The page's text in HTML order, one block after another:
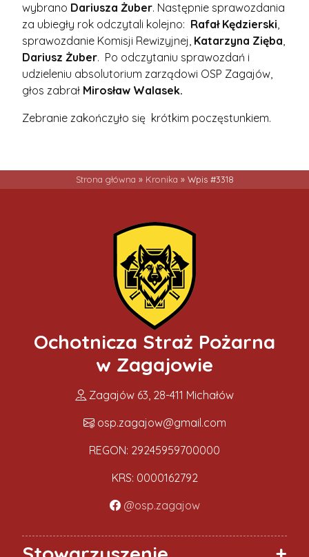
wybrano Dariusza Żuber. Następnie sprawozdania
za ubiegły rok odczytali kolejno: Rafał Kędzierski,
sprawozdanie Komisji Rewizyjnej, Katarzyna Zięba,
Dariusz Żuber. Po odczytaniu sprawozdań i
udzieleniu absolutorium zarządowi OSP Zagajów,
głos zabrał Mirosław Walasek.
Zebranie zakończyło się krótkim poczęstunkiem.
Strona główna » Kronika » Wpis #3318
Ochotnicza Straż Pożarna
w Zagajowie
Zagajów 63, 28-411 Michałów
osp.zagajow@gmail.com
REGON: 29245959700000
KRS: 0000162792
@osp.zagajow